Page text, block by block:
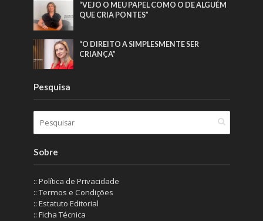
“VEJO O MEU PAPEL COMO O DE ALGUÉM
QUE CRIA PONTES”
“O DIREITO A SIMPLESMENTE SER
CRIANÇA”
Pesquisa
Sobre
:: Política de Privacidade
:: Termos e Condições
:: Estatuto Editorial
:: Ficha Técnica